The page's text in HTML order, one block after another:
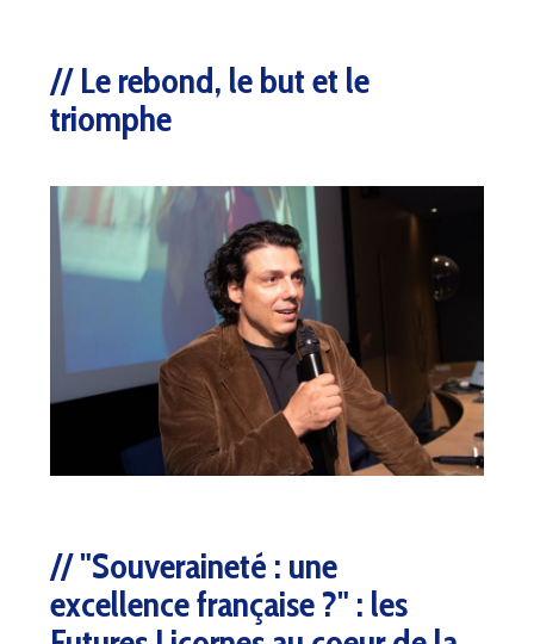
Le rebond, le but et le
triomphe
"Souveraineté : une
excellence française ?" : les